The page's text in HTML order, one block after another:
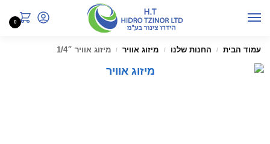
0
עמוד הבית / החנות שלנו / מיזוג אוויר / מיזוג אוויר ״1/4